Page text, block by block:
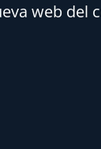
web del